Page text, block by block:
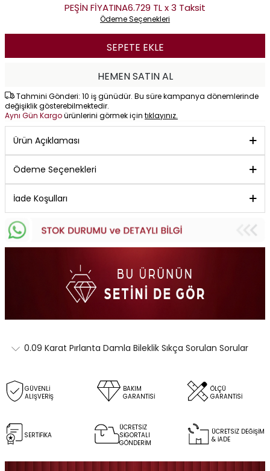
PEŞİN FİYATINA6.729 TL x 3 Taksit
Ödeme Seçenekleri
SEPETE EKLE
HEMEN SATIN AL
Tahmini Gönderi: 10 iş günüdür. Bu süre kampanya dönemlerinde
değişiklik gösterebilmektedir.
Aynı Gün Kargoürünlerini görmek için tıklayınız.
Ürün Açıklaması
Ödeme Seçenekleri
İade Koşulları
0.09 Karat Pırlanta Damla Bileklik Sıkça Sorulan Sorular
GÜVENLİ
ALIŞVERİŞ
BAKIM
GARANTİSİ
ÖLÇÜ
GARANTİSİ
SERTİFİKA
ÜCRETSİZ
SİGORTALI
GÖNDERİM
ÜCRETSİZ DEĞİŞİM
& İADE